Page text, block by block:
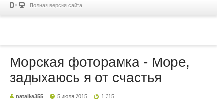
Полная версия сайта
Морская фоторамка - Море,
задыхаюсь я от счастья
nataika355 5 июля 2015 1 315